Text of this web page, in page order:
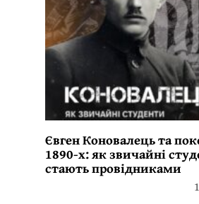
Євген Коновалець та
1890-х: як звичайні
стають провідниками